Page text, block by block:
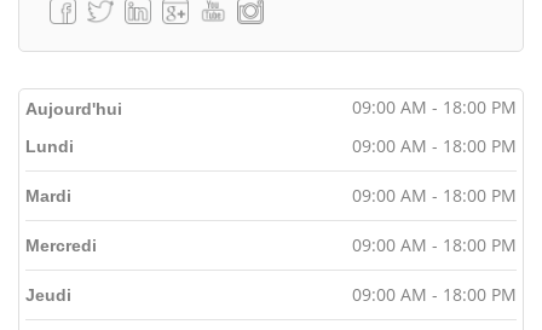
Aujourd'hui 09:00 AM - 18:00 PM
Lundi 09:00 AM - 18:00 PM
Mardi 09:00 AM - 18:00 PM
Mercredi 09:00 AM - 18:00 PM
Jeudi 09:00 AM - 18:00 PM